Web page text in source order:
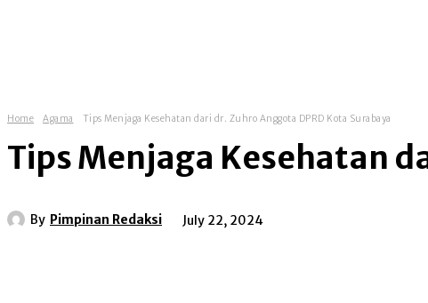
Home Agama Tips Menjaga Kesehatan dari dr. Zuhro Anggota DPRD Kota Surabaya
Tips Menjaga Kesehatan
By Pimpinan Redaksi July 22, 2024